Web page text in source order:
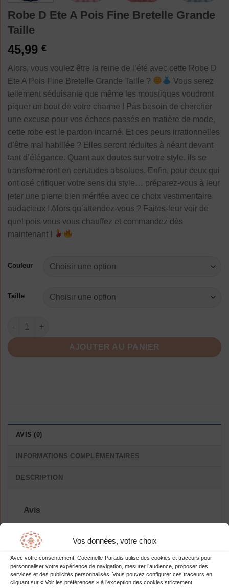
Vos données, votre choix
Avec votre consentement, Coccinelle-Paradis utilise des cookies et traceurs pour
personnaliser votre expérience de navigation, mesurer l’audience, proposer des
services et des publicités personnalisés. Vous pouvez configurer ces traceurs en
cliquant sur « Voir les préférences » à l’exception des cookies strictement
Robe D Ete A Pois Fine Bretelle Grande
Taille
45,99 €
Alors, vous voulez être la reine de l’été avec cette Robe D
Ete A Pois Fine Bretelle Grande Taille ?
Vous serez
tellement séduisante que même les moustiques voudront
piquer un bout de votre charme ! Pas besoin de chercher
une excuse pour vos échecs passés en matière de mode,
cette robe est le pardon incarné. Et ces peurs irrationnelles
d’être mal habillée ? Elles seront réduites à néant devant
tant d’élégance. Quant aux doutes sur votre style, ils se
transformeront en certitudes absolues. Enfin, pour ceux qui
ont osé critiquer votre sens du style… préparez-vous à leur
jeter une pierre bien méritée avec ce choix vestimentaire
audacieux ! Alors qu’attendez-vous ? Faites-leur voir de
quel pois vous vous chauffez et commandez dès
maintenant !
Couleur
Taille
quantité de Robe D Ete A Pois Fine Bretelle Grande Taille
AJOUTER AU PANIER
AVIS (0)
INFORMATIONS COMPLÉMENTAIRES
DESCRIPTION
Avis
Soyez le premier à laisser votre avis